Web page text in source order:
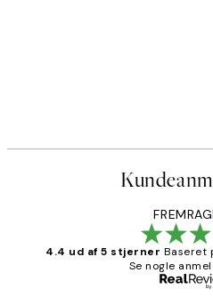
4.4 ud af 5 stjerner Baseret
Se nogle